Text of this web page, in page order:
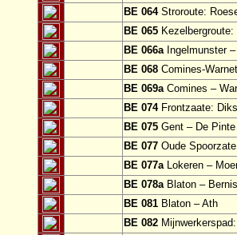
BE 064Stroroute:
BE 065
BE 066aIngelmunster –
BE 068 Comines-
BE 069aComines –
BE 074Frontzaate:
BE 075 Gent – De
BE 077 Oude
BE 077aLokeren –
BE 078aBlaton –
BE 081 Blaton – Ath
BE 082